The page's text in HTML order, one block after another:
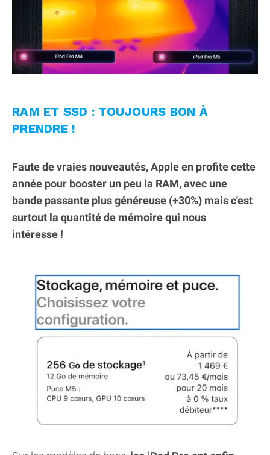
RAM ET SSD : TOUJOURS BON À
PRENDRE !
Faute de vraies nouveautés, Apple en profite cette
année pour booster un peu la RAM, avec une
bande passante plus généreuse (+30%) mais c'est
surtout la quantité de mémoire qui nous
intéresse !